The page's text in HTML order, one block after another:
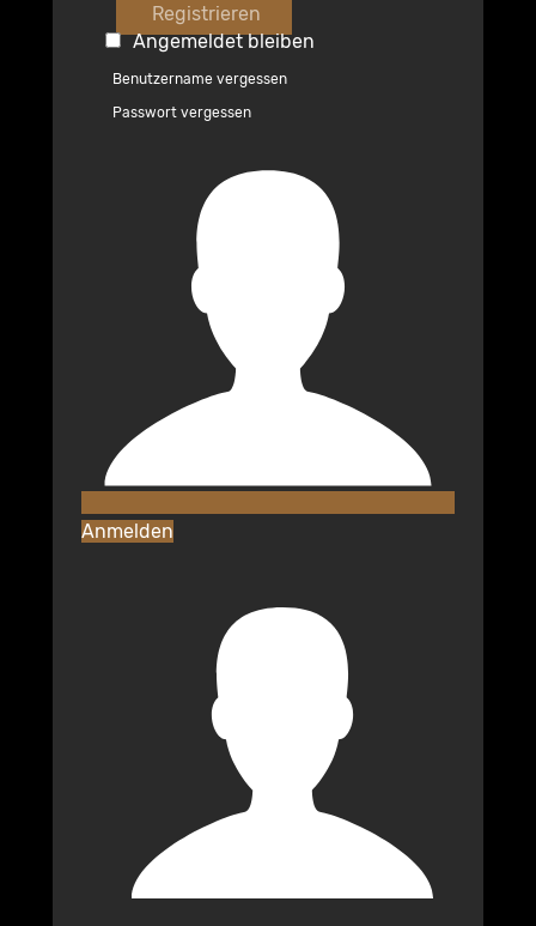
Registrieren
Angemeldet bleiben
Benutzername vergessen
Passwort vergessen
Anmelden